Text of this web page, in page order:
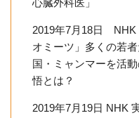
心臓外科医」
2019年7月18日 NHK
オミーツ」多くの若
国・ミャンマーを活
悟とは？
2019年7月19日 NHK